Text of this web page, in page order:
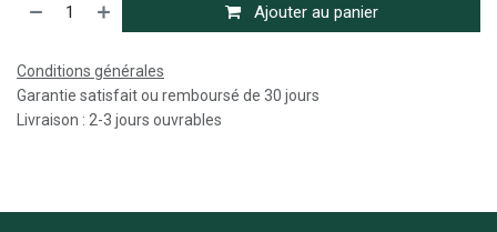
Ajouter au panier
Conditions générales
Garantie satisfait ou remboursé de 30 jours
Livraison : 2-3 jours ouvrables